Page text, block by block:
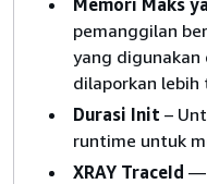
pemanggilan
yang digunakan
dilaporkan
Durasi Init –
runtime untuk
XRAY TraceId —